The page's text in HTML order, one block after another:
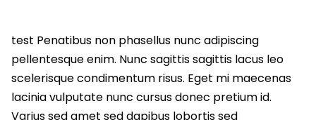
test Penatibus non phasellus nunc adipiscing
pellentesque enim. Nunc sagittis sagittis lacus leo
scelerisque condimentum risus. Eget mi maecenas
lacinia vulputate nunc cursus donec pretium id.
Varius sed amet sed dapibus lobortis sed